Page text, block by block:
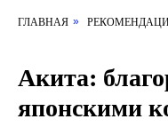
ГЛАВНАЯ »
Акита:
японскими